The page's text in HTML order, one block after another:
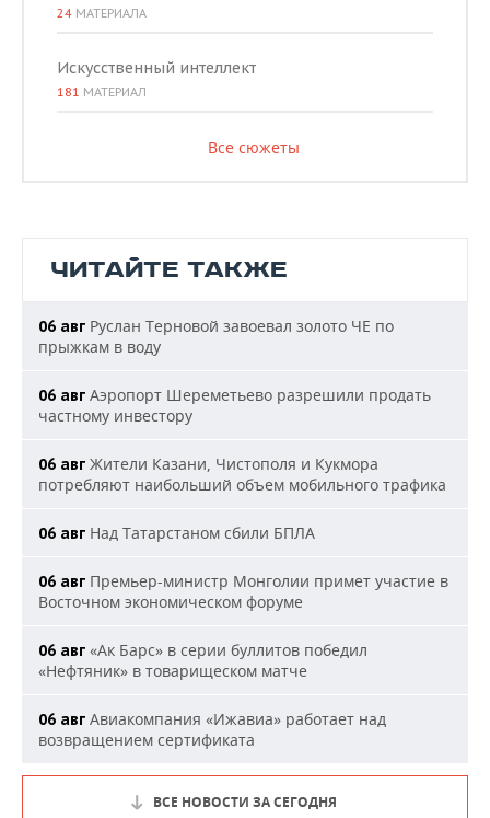
24 МАТЕРИАЛА
Искусственный интеллект
181 МАТЕРИАЛ
Все сюжеты
ЧИТАЙТЕ ТАКЖЕ
06 авг Руслан Терновой завоевал золото ЧЕ по
прыжкам в воду
06 авг Аэропорт Шереметьево разрешили продать
частному инвестору
06 авг Жители Казани, Чистополя и Кукмора
потребляют наибольший объем мобильного трафика
06 авг Над Татарстаном сбили БПЛА
06 авг Премьер-министр Монголии примет участие в
Восточном экономическом форуме
06 авг «Ак Барс» в серии буллитов победил
«Нефтяник» в товарищеском матче
06 авг Авиакомпания «Ижавиа» работает над
возвращением сертификата
ВСЕ НОВОСТИ ЗА СЕГОДНЯ